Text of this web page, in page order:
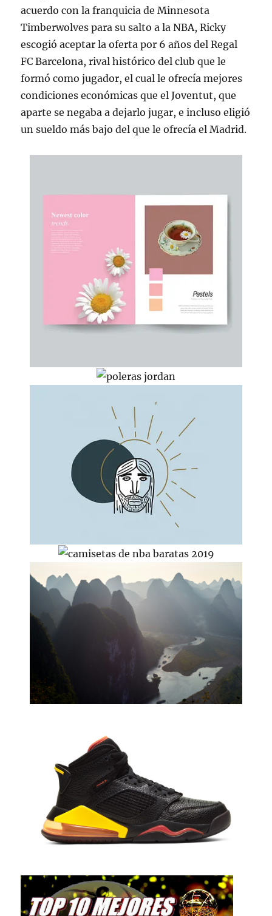
acuerdo con la franquicia de Minnesota
Timberwolves para su salto a la NBA, Ricky
escogió aceptar la oferta por 6 años del Regal
FC Barcelona, rival histórico del club que le
formó como jugador, el cual le ofrecía mejores
condiciones económicas que el Joventut, que
aparte se negaba a dejarlo jugar, e incluso eligió
un sueldo más bajo del que le ofrecía el Madrid.